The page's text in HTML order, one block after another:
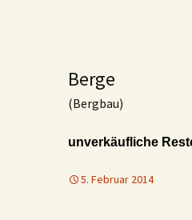
Berge
(Bergbau)
unverkäufliche
5. Februar 2014